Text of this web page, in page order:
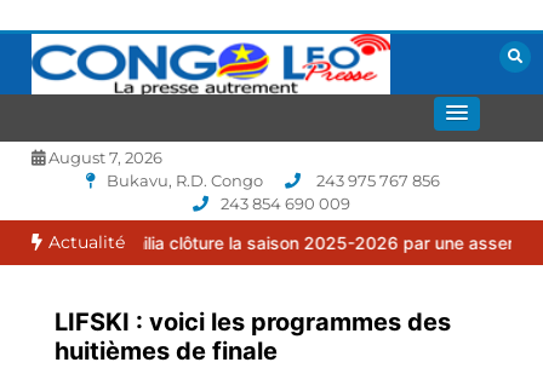
contenu
CONGOLEO
August 7, 2026
Bukavu, R.D. Congo
243 975 767 856
243 854 690 009
Actualité
Familia clôture la saison 2025-2026 par une assemblée générale
LIFSKI : voici les programmes des
huitièmes de finale